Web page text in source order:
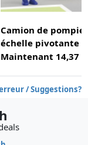
Camion de
échelle pivotante
Maintenant 14,37 €
/ Suggestions?